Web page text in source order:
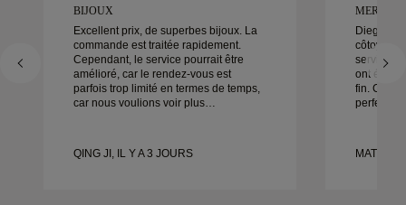
BIJOUX
Excellent prix, de superbes bijoux. La
commande est traitée rapidement.
Cependant, le service pourrait être
amélioré, car le rendez-vous est
parfois trop limité en termes de temps,
car nous voulions voir plus
des bijoux de bonne qualité. Ma
QING JI, IL Y A 3 JOURS
Diego a
côtoyer
service,
ont été
fin.
qui